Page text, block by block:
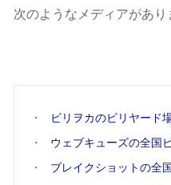
次のようなメディアがあり
ビリヲカのビリヤード
ウェブキューズの全国
ブレイクショットの全